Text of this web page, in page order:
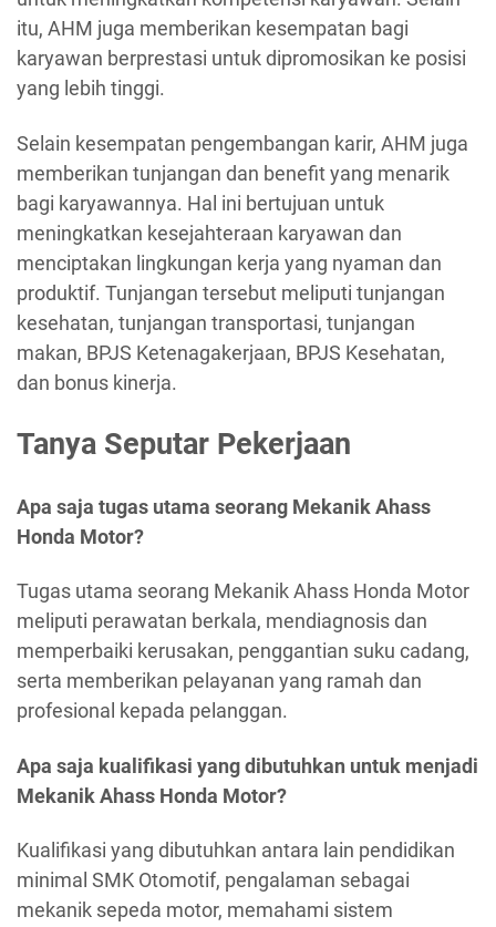
itu, AHM juga memberikan kesempatan bagi
karyawan berprestasi untuk dipromosikan ke posisi
yang lebih tinggi.
Selain kesempatan pengembangan karir, AHM juga
memberikan tunjangan dan benefit yang menarik
bagi karyawannya. Hal ini bertujuan untuk
meningkatkan kesejahteraan karyawan dan
menciptakan lingkungan kerja yang nyaman dan
produktif. Tunjangan tersebut meliputi tunjangan
kesehatan, tunjangan transportasi, tunjangan
makan, BPJS Ketenagakerjaan, BPJS Kesehatan,
dan bonus kinerja.
Tanya Seputar Pekerjaan
Apa saja tugas utama seorang Mekanik Ahass
Honda Motor?
Tugas utama seorang Mekanik Ahass Honda Motor
meliputi perawatan berkala, mendiagnosis dan
memperbaiki kerusakan, penggantian suku cadang,
serta memberikan pelayanan yang ramah dan
profesional kepada pelanggan.
Apa saja kualifikasi yang dibutuhkan untuk menjadi
Mekanik Ahass Honda Motor?
Kualifikasi yang dibutuhkan antara lain pendidikan
minimal SMK Otomotif, pengalaman sebagai
mekanik sepeda motor, memahami sistem